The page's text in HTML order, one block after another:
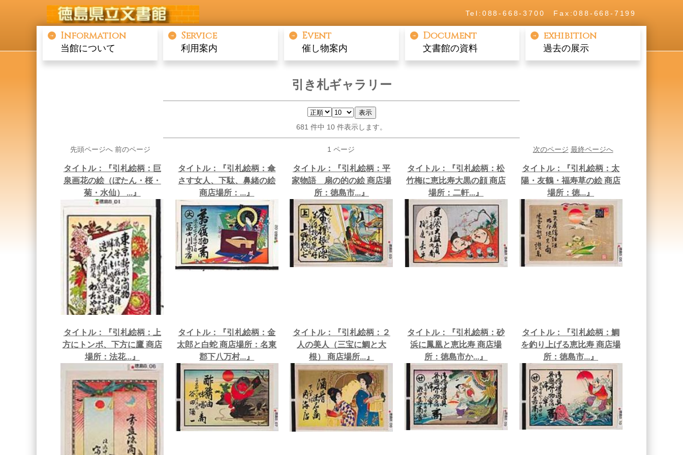
Tel:088-668-3700 Fax:088-668-7199
Information
当館について
Service
利用案内
Event
催し物案内
Document
文書館の資料
exhibition
過去の展示
引き札ギャラリー
681 件中 10 件表示します。
先頭ページへ 前のページ 1 ページ 次のページ 最終ページへ
タイトル：『引札絵柄：巨
泉画花の絵（ぼたん・桜・
菊・水仙） ...』
タイトル：『引札絵柄：傘
さす女人、下駄、鼻緒の絵
商店場所：...』
タイトル：『引札絵柄：平
家物語 扇の的の絵 商店場
所：徳島市...』
タイトル：『引札絵柄：松
竹梅に恵比寿大黒の顔 商店
場所：二軒...』
タイトル：『引札絵柄：太
陽・友鶴・福寿草の絵 商店
場所：徳...』
タイトル：『引札絵柄：上
方にトンボ、下方に鷹 商店
場所：法花...』
タイトル：『引札絵柄：金
太郎と白蛇 商店場所：名東
郡下八万村...』
タイトル：『引札絵柄：２
人の美人（三宝に鯛と大
根） 商店場所...』
タイトル：『引札絵柄：砂
浜に鳳凰と恵比寿 商店場
所：徳島市か...』
タイトル：『引札絵柄：鯛
を釣り上げる恵比寿 商店場
所：徳島市...』